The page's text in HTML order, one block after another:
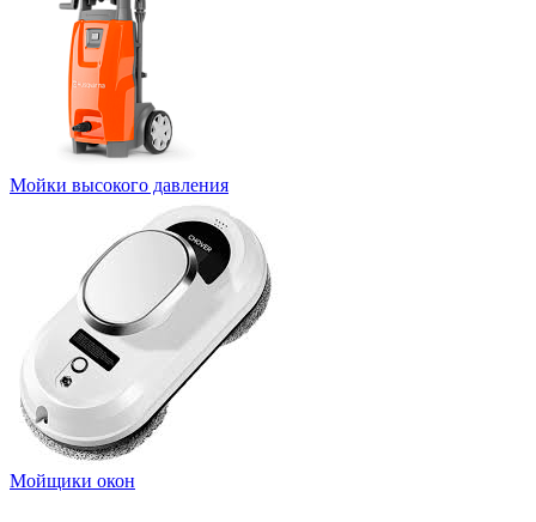
Мойки высокого давления
Мойщики окон